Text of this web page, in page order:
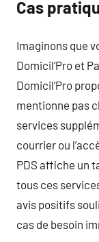
Cas
Imaginons que
Domicil’Pro et
Domicil’Pro
mentionne pas
services
courrier ou
PDS affiche un
tous ces
avis positifs
cas de besoin